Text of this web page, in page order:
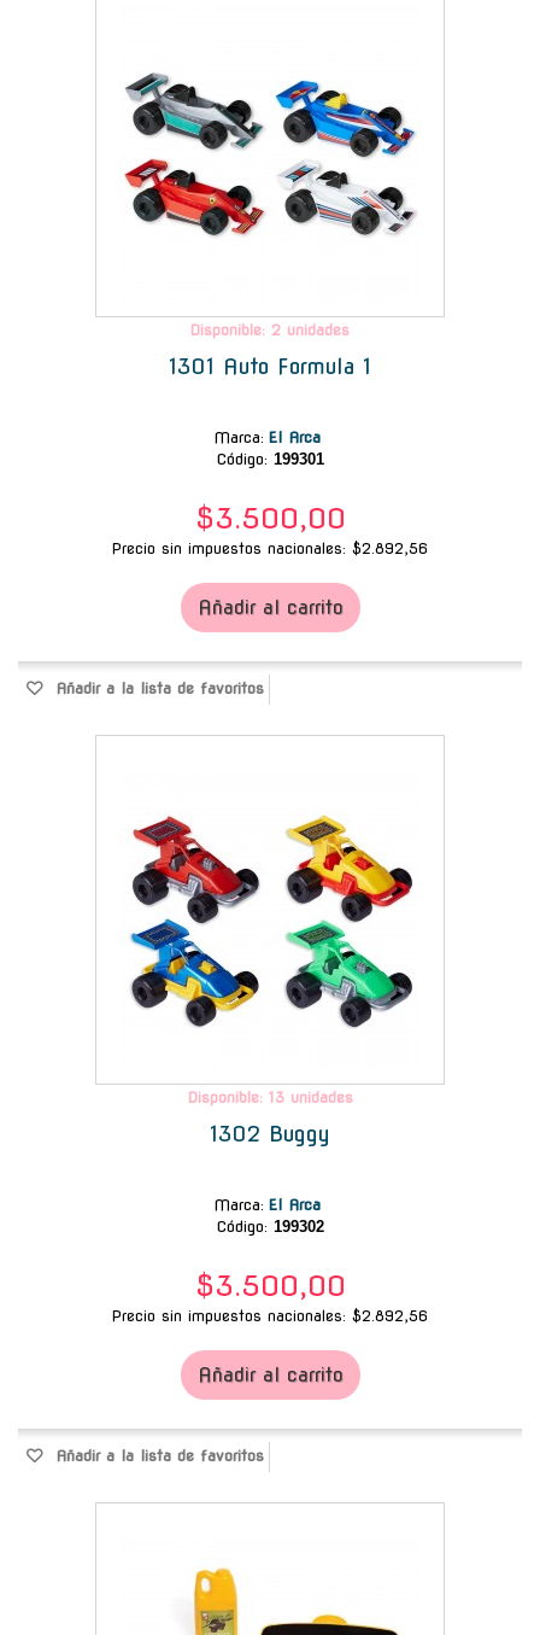
Disponible: 2 unidades
1301 Auto Formula 1
Marca: El Arca
Código: 199301
$3.500,00
Precio sin impuestos nacionales: $2.892,56
Añadir al carrito
Añadir a la lista de favoritos
Disponible: 13 unidades
1302 Buggy
Marca: El Arca
Código: 199302
$3.500,00
Precio sin impuestos nacionales: $2.892,56
Añadir al carrito
Añadir a la lista de favoritos